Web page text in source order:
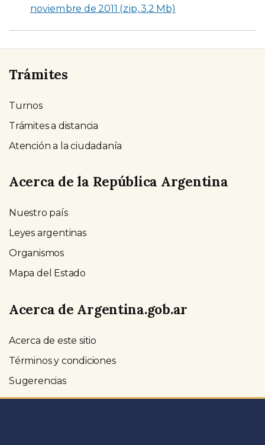
noviembre de 2011 (zip, 3.2 Mb)
Trámites
Turnos
Trámites a distancia
Atención a la ciudadanía
Acerca de la República Argentina
Nuestro país
Leyes argentinas
Organismos
Mapa del Estado
Acerca de Argentina.gob.ar
Acerca de este sitio
Términos y condiciones
Sugerencias